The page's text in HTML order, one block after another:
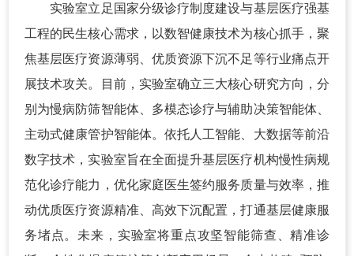
实验室立足国家分级诊疗制度建设与基层医疗强基
工程的民生核心需求，以数智健康技术为核心抓手，聚
焦基层医疗资源薄弱、优质资源下沉不足等行业痛点开
展技术攻关。目前，实验室确立三大核心研究方向，分
别为慢病防筛智能体、多模态诊疗与辅助决策智能体、
主动式健康管护智能体。依托人工智能、大数据等前沿
数字技术，实验室旨在全面提升基层医疗机构慢性病规
范化诊疗能力，优化家庭医生签约服务质量与效率，推
动优质医疗资源精准、高效下沉配置，打通基层健康服
务堵点。未来，实验室将重点攻坚智能筛查、精准诊